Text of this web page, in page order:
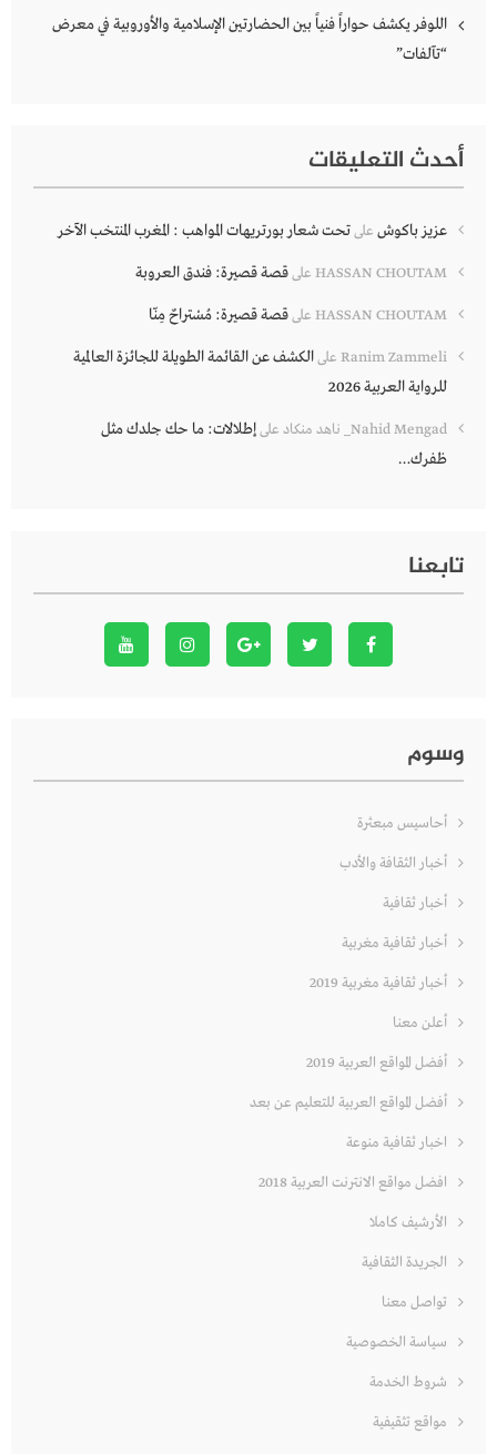
اللوفر يكشف حواراً فنياً بين الحضارتين الإسلامية والأوروبية في معرض
“تآلفات”
أحدث التعليقات
عزيز باكوش علىتحت شعار بورتريهات المواهب : المغرب المنتخب الآخر
HASSAN CHOUTAM علىقصة قصيرة: فندق العروبة
HASSAN CHOUTAM علىقصة قصيرة: مُسْتراحٌ مِنّا
Ranim Zammeli علىالكشف عن القائمة الطويلة للجائزة العالمية
للرواية العربية 2026
Nahid Mengad_ ناهد منكاد علىإطلالات: ما حك جلدك مثل
ظفرك…
تابعنا
وسوم
أحاسيس مبعثرة
أخبار الثقافة والأدب
أخبار ثقافية
أخبار ثقافية مغربية
أخبار ثقافية مغربية 2019
أعلن معنا
أفضل المواقع العربية 2019
أفضل المواقع العربية للتعليم عن بعد
اخبار ثقافية منوعة
افضل مواقع الانترنت العربية 2018
الأرشيف كاملا
الجريدة الثقافية
تواصل معنا
سياسة الخصوصية
شروط الخدمة
مواقع تثقيفية